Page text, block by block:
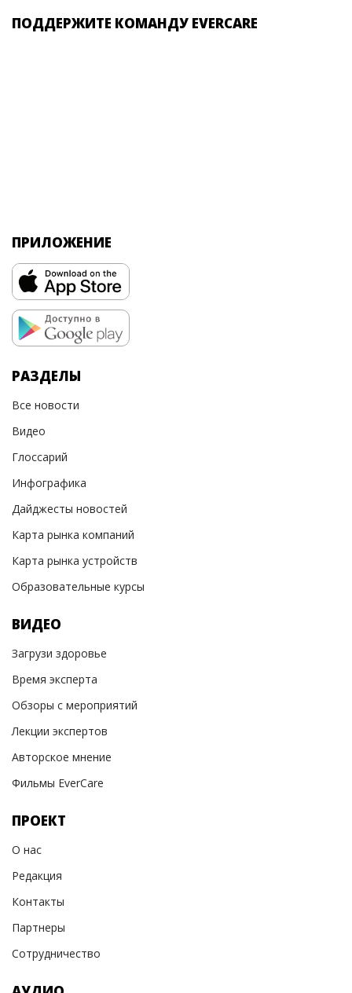
ПОДДЕРЖИТЕ КОМАНДУ EVERCARE
ПРИЛОЖЕНИЕ
РАЗДЕЛЫ
Все новости
Видео
Глоссарий
Инфографика
Дайджесты новостей
Карта рынка компаний
Карта рынка устройств
Образовательные курсы
ВИДЕО
Загрузи здоровье
Время эксперта
Обзоры с мероприятий
Лекции экспертов
Авторское мнение
Фильмы EverCare
ПРОЕКТ
О нас
Редакция
Контакты
Партнеры
Сотрудничество